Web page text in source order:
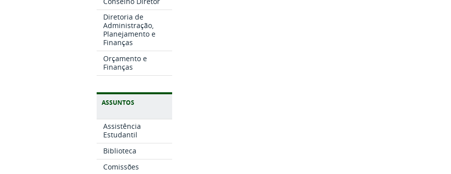
Diretoria de
Administração,
Planejamento e
Finanças
Orçamento e
Finanças
ASSUNTOS
Assistência
Estudantil
Biblioteca
Comissões